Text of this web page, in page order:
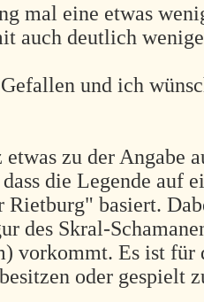
mal eine etwas
auch deutlich
und ich
zu der Angabe
die Legende auf
basiert.
des Skral-
vorkommt. Es ist für
oder gespielt